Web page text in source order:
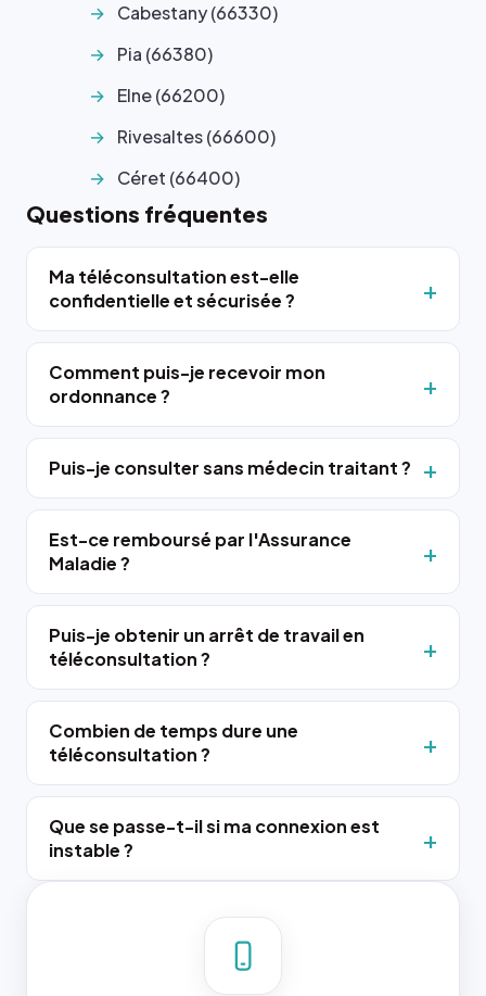
Cabestany (66330)
Pia (66380)
Elne (66200)
Rivesaltes (66600)
Céret (66400)
Questions fréquentes
Ma téléconsultation est-elle
confidentielle et sécurisée ?
Comment puis-je recevoir mon
ordonnance ?
Puis-je consulter sans médecin traitant ?
Est-ce remboursé par l'Assurance
Maladie ?
Puis-je obtenir un arrêt de travail en
téléconsultation ?
Combien de temps dure une
téléconsultation ?
Que se passe-t-il si ma connexion est
instable ?